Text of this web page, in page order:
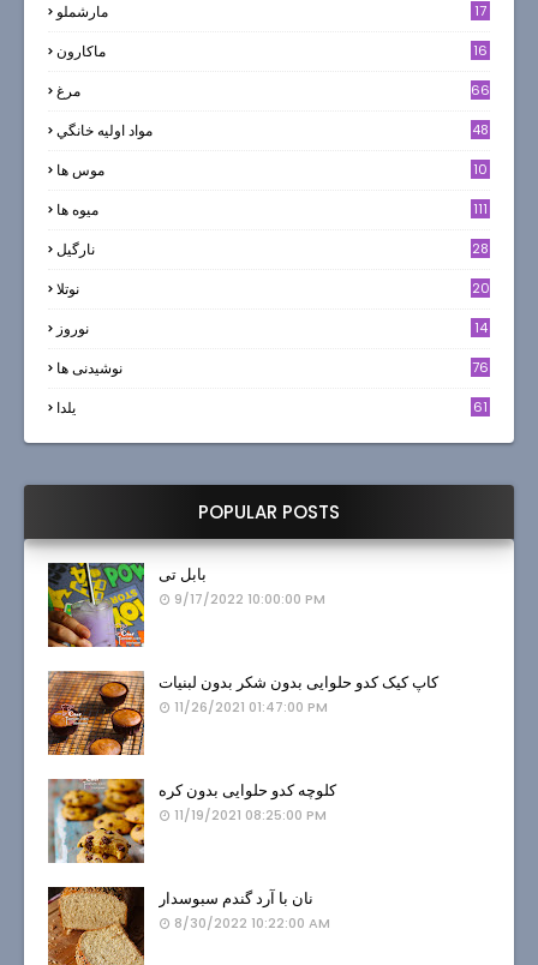
مارشملو 17
ماکارون 16
مرغ 66
مواد اوليه خانگي 48
موس ها 10
میوه ها 111
نارگيل 28
نوتلا 20
نوروز
14
نوشیدنی ها 76
یلدا 61
POPULAR POSTS
بابل تی
9/17/2022 10:00:00 PM
کاپ کیک کدو حلوایی بدون شکر بدون لبنیات
11/26/2021 01:47:00 PM
کلوچه کدو حلوایی بدون کره
11/19/2021 08:25:00 PM
نان با آرد گندم سبوسدار
8/30/2022 10:22:00 AM